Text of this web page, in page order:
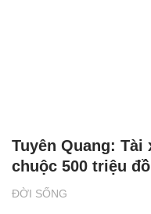
ĐỜI SỐNG
Tuyên Quang:
chuộc 500 triệu